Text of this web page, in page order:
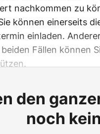
nachkommen zu
können einerseits
einladen.
Fällen können
den
noch